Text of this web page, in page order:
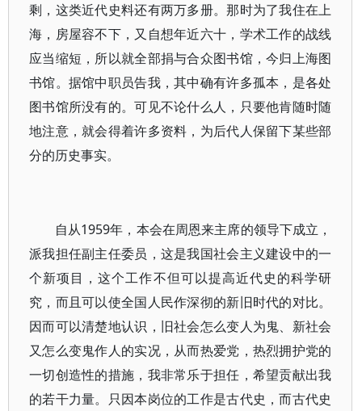
剩，这类近代史料还有两万多册。那时为了我住在上
海，房屋容不下，又自想年近六十，学术工作的战线
应当缩短，所以就全部捐与合众图书馆，今归上海图
书馆。据馆中职员告我，其中确有许多孤本，是各处
图书馆所没有的。可见不论什么人，只要他肯随时随
地注意，就会得着许多资料，为后代人保留下某些部
分的历史事实。
自从1959年，本会在周恩来主席的领导下成立，
派我担任副主任委员，这是我国社会主义建设中的一
个新项目，这个工作不但可以提高近代史的科学研
究，而且可以使全国人民作深彻的新旧时代的对比。
因而可以清楚地认识，旧社会怎么变人为鬼、新社会
又怎么变鬼作人的实况，从而热爱党，热烈拥护党的
一切创造性的措施，我非常乐于担任，希望贡献出我
的若干力量。只因本岗位的工作是古代史，而古代史